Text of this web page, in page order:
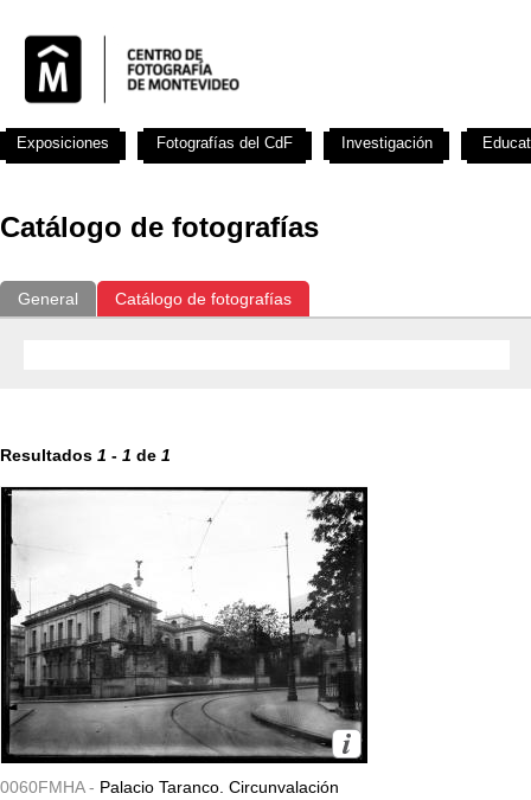
Catálogo de fotografías
General Catálogo de fotografías
Resultados 1 - 1 de 1
0060FMHA - Palacio Taranco. Circunvalación
Exposiciones Fotografías del CdF Investigación